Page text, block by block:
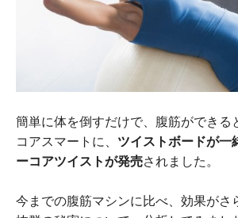
簡単に体を倒すだけで、腹筋ができる
コアスマートに、 ツイストボードが一
ーコアツイストが発売されました。
今までの腹筋マシンに比べ、効果がさ